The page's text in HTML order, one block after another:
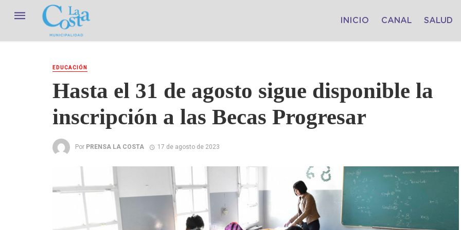
INICIO CANAL SALUD
EDUCACIÓN
Hasta el 31 de agosto sigue disponible la
inscripción a las Becas Progresar
Por PRENSA LA COSTA 17 de agosto de 2023